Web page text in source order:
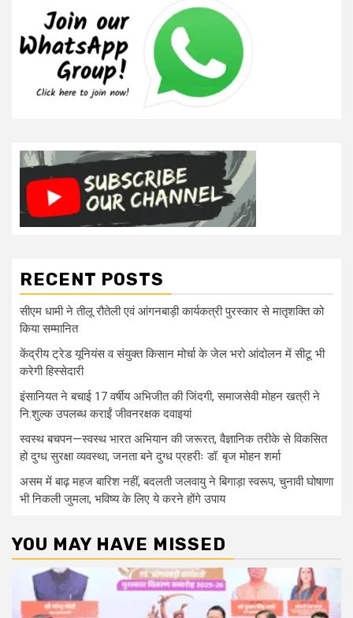
RECENT POSTS
सीएम धामी ने तीलू रौतेली एवं आंगनबाड़ी कार्यकत्री पुरस्कार से मातृशक्ति को
किया सम्मानित
केंद्रीय ट्रेड यूनियंस व संयुक्त किसान मोर्चा के जेल भरो आंदोलन में सीटू भी
करेगी हिस्सेदारी
इंसानियत ने बचाई 17 वर्षीय अभिजीत की जिंदगी, समाजसेवी मोहन खत्री ने
नि:शुल्क उपलब्ध कराईं जीवनरक्षक दवाइयां
स्वस्थ बचपन—स्वस्थ भारत अभियान की जरूरत, वैज्ञानिक तरीके से विकसित
हो दुग्ध सुरक्षा व्यवस्था, जनता बने दुग्ध प्रहरीः डॉ. बृज मोहन शर्मा
असम में बाढ़ महज बारिश नहीं, बदलती जलवायु ने बिगाड़ा स्वरूप, चुनावी घोषाणा
भी निकली जुमला, भविष्य के लिए ये करने होंगे उपाय
YOU MAY HAVE MISSED